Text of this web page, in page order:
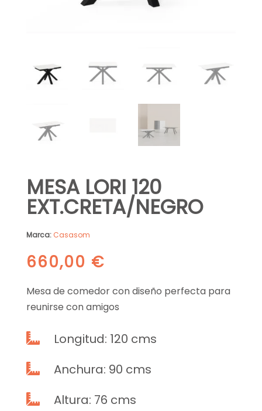
MESA LORI 120
EXT.CRETA/NEGRO
Marca: Casasom
660,00 €
Mesa de comedor con diseño perfecta para
reunirse con amigos
 Longitud: 120 cms
 Anchura: 90 cms
 Altura: 76 cms